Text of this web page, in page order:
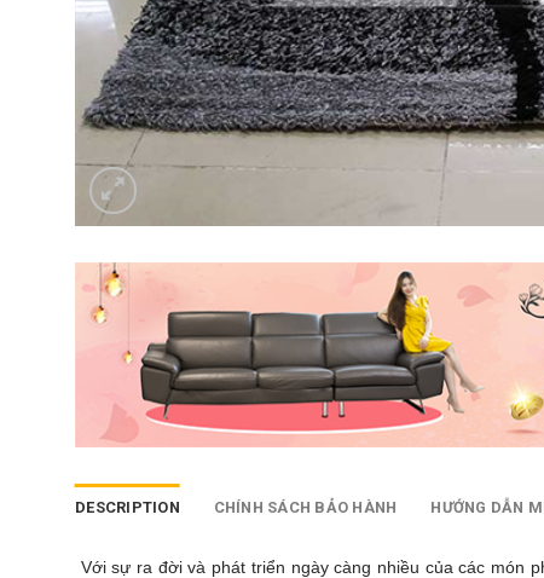
DESCRIPTION CHÍNH SÁCH BẢO HÀNH HƯỚNG DẪN
Với sự ra đời và phát triển ngày càng nhiều của các món